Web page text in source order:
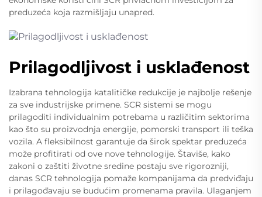
preduzeća koja razmišljaju unapred.
Prilagodljivost i usklađenost
Izabrana tehnologija katalitičke redukcije je najbolje rešenje
za sve industrijske primene. SCR sistemi se mogu
prilagoditi individualnim potrebama u različitim sektorima
kao što su proizvodnja energije, pomorski transport ili teška
vozila. A fleksibilnost garantuje da širok spektar preduzeća
može profitirati od ove nove tehnologije. Štaviše, kako
zakoni o zaštiti životne sredine postaju sve rigorozniji,
danas SCR tehnologija pomaže kompanijama da predviđaju
i prilagođavaju se budućim promenama pravila. Ulaganjem